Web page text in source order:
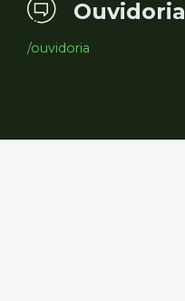
Ouvidoria
/ouvidoria